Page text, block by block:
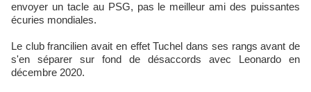
envoyer un tacle au PSG, pas le meilleur ami des puissantes
écuries mondiales.
Le club francilien avait en effet Tuchel dans ses rangs avant de
s'en séparer sur fond de désaccords avec Leonardo en
décembre 2020.